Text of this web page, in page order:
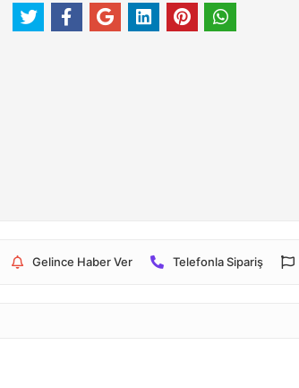
Gelince Haber Ver Telefonla Sipariş